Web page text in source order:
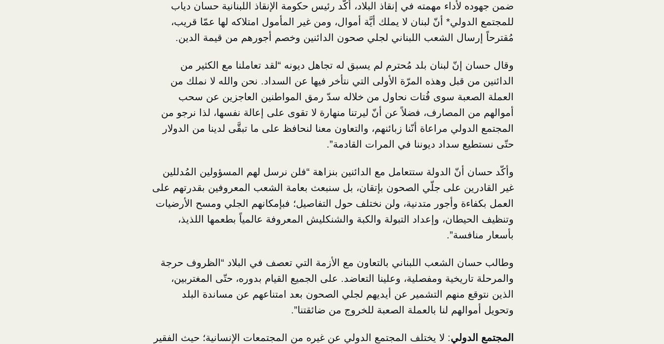
ضمن جهوده لأداء مهمته في إنقاذ البلاد، أكّد رئيس حكومة الإنقاذ اللبنانية حسان دياب
للمجتمع الدولي* أنّ لبنان لا يملك أيَّة أموال، ومن غير المأمول امتلاكه لها عمّا قريب،
مُقترحاً إرسال الشعب اللبناني لجلي صحون الدائنين وخصم أجورهم من قيمة الدين.
وقال حسان إنّ لبنان بلد مُحترم لم يسبق له تجاهل ديونه “لقد تعاملنا مع الكثير من
الدائنين من قبل وهذه المرّة الأولى التي نتأخر فيها عن السداد. نحن والله لا نملك من
العملة الصعبة سوى فُتات نحاول من خلاله سدّ رمق المواطنين العاجزين عن سحب
أموالهم من المصارف، فضلاً عن أنّ ليرتنا منهارة لا تقوى على إعالة نفسها، لذا نرجو من
المجتمع الدولي مراعاة أنّنا زبائنهم، والتعاون معنا لنحافظ على ما تبقَّى لدينا من الدولار
حتّى نستطيع سداد ديوننا في المرات القادمة”.
وأكّد حسان أنّ الدولة ستتعامل مع الدائنين بنزاهة “فلن نرسل لهم المسؤولين المُدللين
غير القادرين على جلّي الصحون بإتقان، بل سنبعث بعامة الشعب المعروفين بقدرتهم على
العمل بكفاءة وأجور متدنية، ولن نختلف حول التفاصيل؛ فبإمكانهم الجلي ومسح الأرضيات
وتنظيف الحيطان، وإعداد التبولة والكبة والشنكليش المعروفة عالمياً بطعمها اللذيذ،
بأسعار منافسة”.
وطالب حسان الشعب اللبناني بالتعاون مع الأزمة التي تعصف في البلاد “الظروف حرجة
والمرحلة تاريخية ومفصلية، وعلينا التعاضد. على الجميع القيام بدوره، حتّى المغتربين،
الذين نتوقع منهم التشمير عن أيديهم لجلي الصحون بعد امتناعهم عن مساندة البلد
وتحويل أموالهم لنا بالعملة الصعبة للخروج من ضائقتنا”.
المجتمع الدولي: لا يختلف المجتمع الدولي عن غيره من المجتمعات الإنسانية؛ حيث الفقير